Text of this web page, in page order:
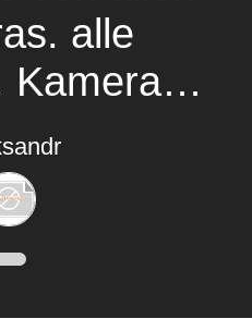
alle
Kamera
Fotos
des